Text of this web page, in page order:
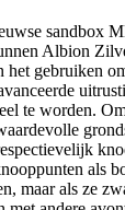
sandbox
Albion
het gebruiken
te worden.
als
maar als ze